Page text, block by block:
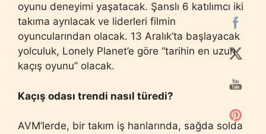
oyunu deneyimi yaşatacak. Şanslı 6 katılımcı iki
takıma ayrılacak ve liderleri filmin
oyuncularından olacak. 13 Aralık’ta başlayacak
yolculuk, Lonely Planet’e göre “tarihin en uzun
kaçış oyunu” olacak.
Kaçış odası trendi nasıl türedi?
AVM’lerde, bir takım iş hanlarında, sağda solda